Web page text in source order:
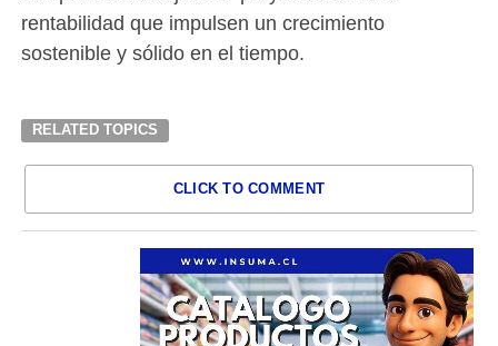
rentabilidad que impulsen un crecimiento
sostenible y sólido en el tiempo.
RELATED TOPICS
CLICK TO COMMENT